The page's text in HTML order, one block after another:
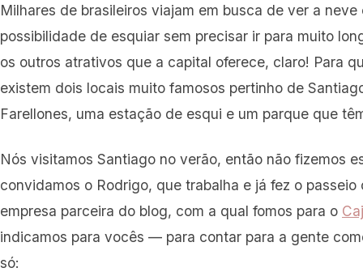
Milhares de brasileiros viajam em busca de ver a
possibilidade de esquiar sem precisar ir para muito
os outros atrativos que a capital oferece, claro! Para
existem dois locais muito famosos pertinho de
Farellones, uma estação de esqui e um parque que
Nós visitamos Santiago no verão, então não fizemos
convidamos o Rodrigo, que trabalha e já fez o
empresa parceira do blog, com a qual fomos para o
indicamos para vocês — para contar para a gente
só: